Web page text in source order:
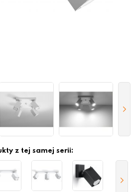
z tej samej serii: